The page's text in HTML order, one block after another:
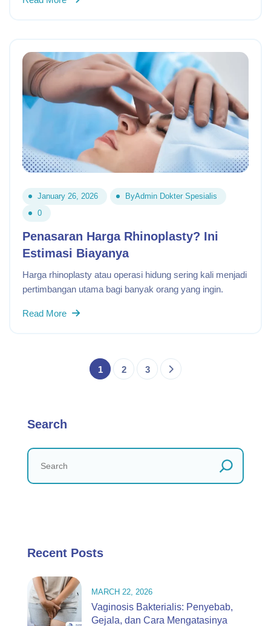
January 26, 2026 ByAdmin Dokter Spesialis
0
Penasaran Harga Rhinoplasty? Ini
Estimasi Biayanya
Harga rhinoplasty atau operasi hidung sering kali menjadi
pertimbangan utama bagi banyak orang yang ingin.
Read More
1 2 3
Search
Recent Posts
MARCH 22, 2026
Vaginosis Bakterialis: Penyebab,
Gejala, dan Cara Mengatasinya